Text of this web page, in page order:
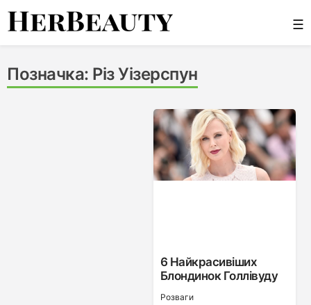
Skip
☰
Позначка: Різ Уізерспун
6 Найкрасивіших
Блондинок Голлівуду
Розваги